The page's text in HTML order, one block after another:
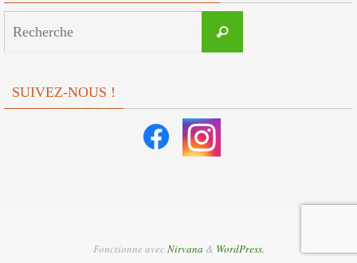
Recherche
SUIVEZ-NOUS !
Fonctionne avec Nirvana & WordPress.